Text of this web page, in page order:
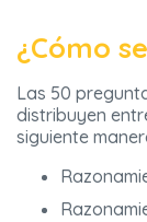
¿Cómo
Las 50
distribuyen
siguiente